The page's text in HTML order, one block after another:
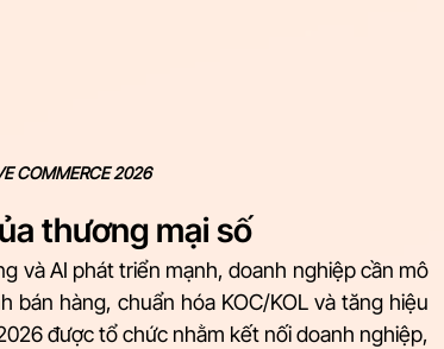
COMMERCE 2026
thương mại số
và AI phát triển mạnh, doanh nghiệp cần mô
bán hàng, chuẩn hóa KOC/KOL và tăng hiệu
được tổ chức nhằm kết nối doanh nghiệp,